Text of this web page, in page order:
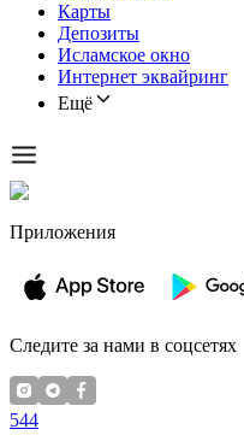
Карты
Депозиты
Исламское окно
Интернет эквайринг
Ещё
Приложения
Следите за нами в соцсетях
544